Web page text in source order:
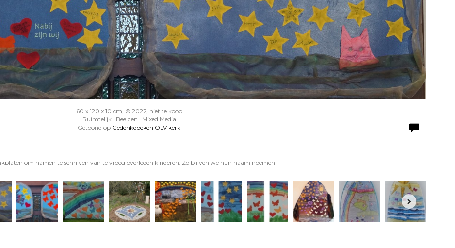
60 x 120 x 10 cm, © 2022, niet te koop
Ruimtelijk | Beelden | Mixed Media
Getoond op Gedenkdoeken OLV kerk
om namen te schrijven van te vroeg overleden kinderen. Zo blijven we hun naam noemen